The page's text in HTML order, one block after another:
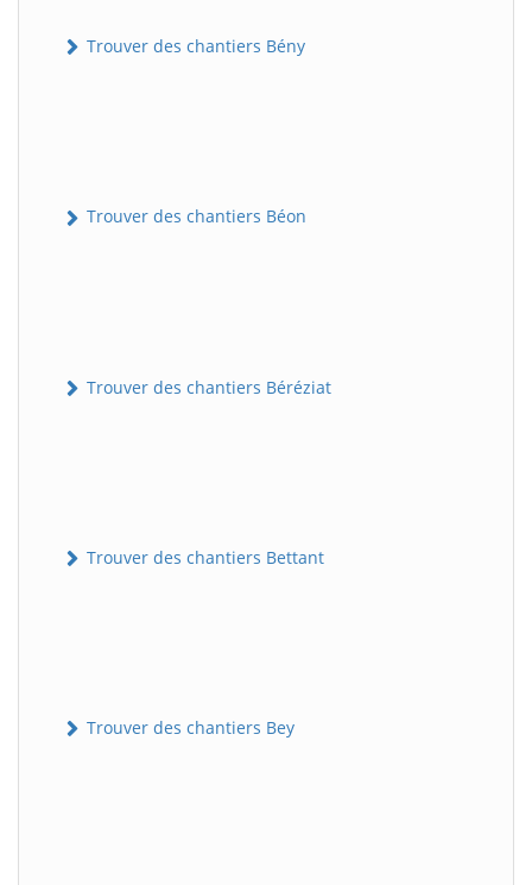
Trouver des chantiers Bény
Trouver des chantiers Béon
Trouver des chantiers Béréziat
Trouver des chantiers Bettant
Trouver des chantiers Bey